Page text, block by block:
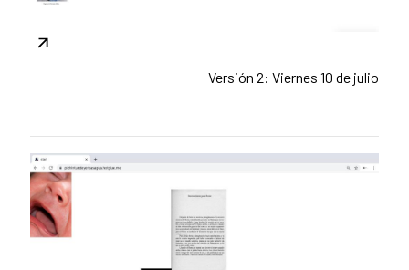
Versión 2: Viernes 10 de julio